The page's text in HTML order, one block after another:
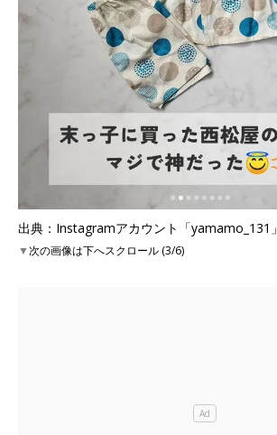
出典：Instagramアカウント「yamamo_131」
▼次の画像は下へスクロール (3/6)